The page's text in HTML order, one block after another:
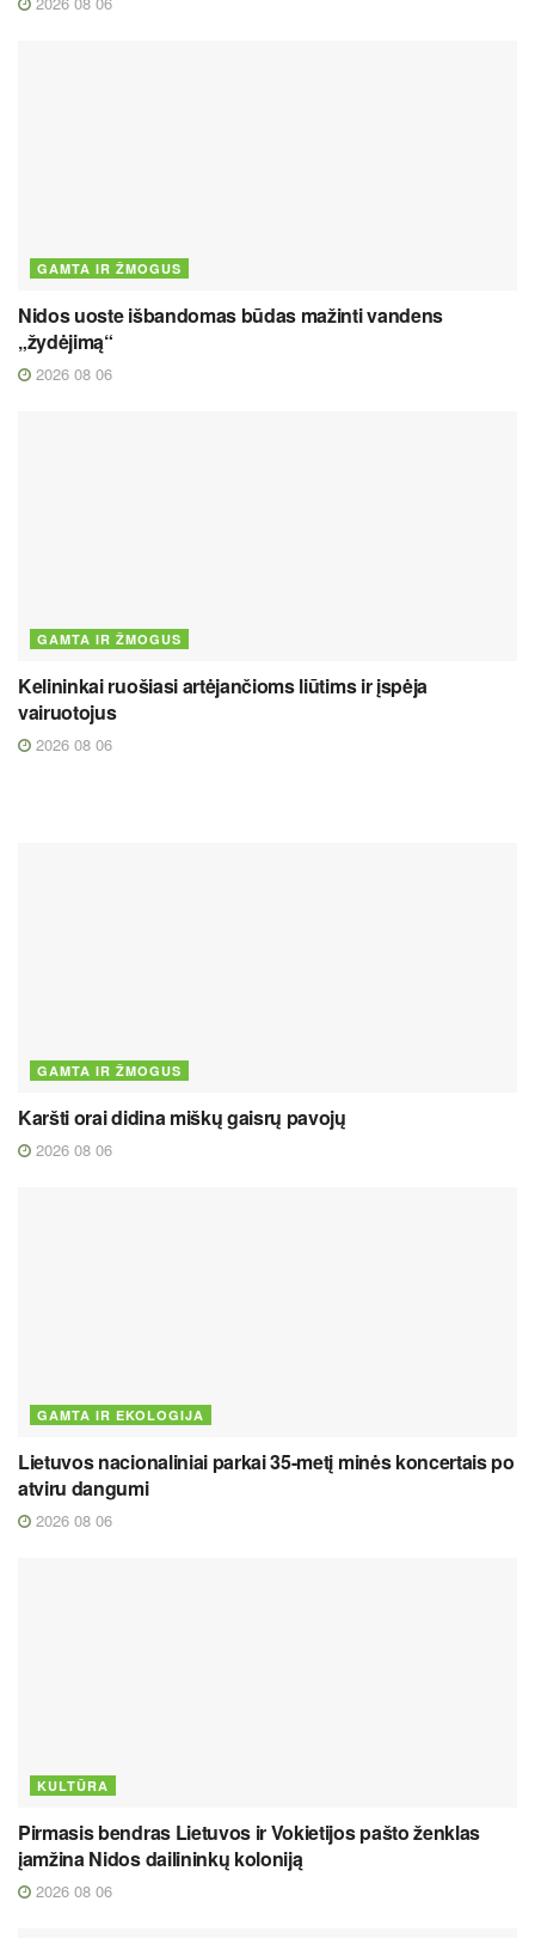
GAMTA IR ŽMOGUS
Nidos uoste išbandomas būdas mažinti vandens
„žydėjimą“
2026 08 06
GAMTA IR ŽMOGUS
Kelininkai ruošiasi artėjančioms liūtims ir įspėja
vairuotojus
2026 08 06
GAMTA IR ŽMOGUS
Karšti orai didina miškų gaisrų pavojų
2026 08 06
GAMTA IR EKOLOGIJA
Lietuvos nacionaliniai parkai 35-metį minės koncertais po
atviru dangumi
2026 08 06
KULTŪRA
Pirmasis bendras Lietuvos ir Vokietijos pašto ženklas
įamžina Nidos dailininkų koloniją
2026 08 06